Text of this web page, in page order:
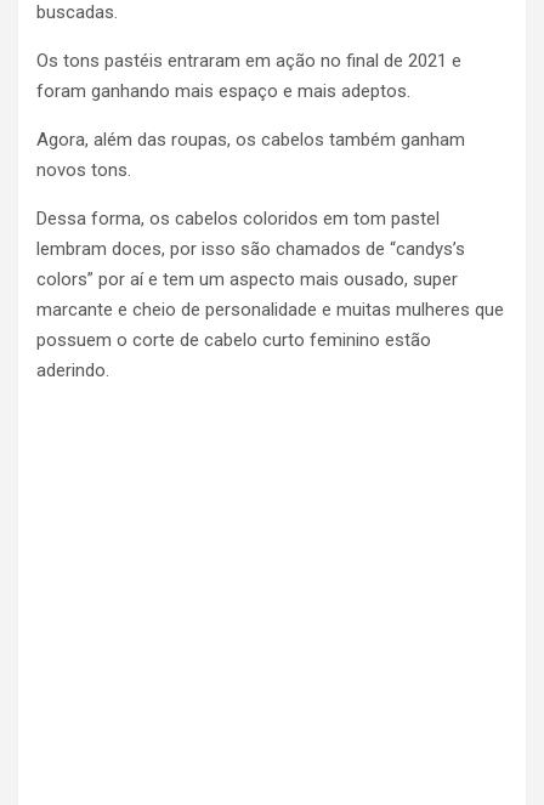
buscadas.
Os tons pastéis entraram em ação no final de 2021 e
foram ganhando mais espaço e mais adeptos.
Agora, além das roupas, os cabelos também ganham
novos tons.
Dessa forma, os cabelos coloridos em tom pastel
lembram doces, por isso são chamados de “candys’s
colors” por aí e tem um aspecto mais ousado, super
marcante e cheio de personalidade e muitas mulheres que
possuem o corte de cabelo curto feminino estão
aderindo.